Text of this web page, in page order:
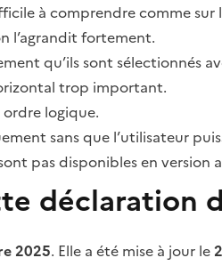
à comprendre comme
l’agrandit fortement.
qu’ils sont sélectionnés
trop important.
logique.
sans que l’utilisateur
pas disponibles en version
déclaration
2025. Elle a été mise à jour le